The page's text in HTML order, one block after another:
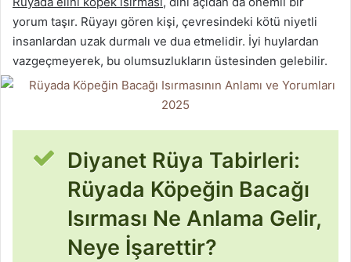
yorum taşır. Rüyayı gören kişi, çevresindeki kötü niyetli
insanlardan uzak durmalı ve dua etmelidir. İyi huylardan
vazgeçmeyerek, bu olumsuzlukların üstesinden gelebilir.
Diyanet Rüya Tabirleri:
Rüyada Köpeğin Bacağı
Isırması Ne Anlama Gelir,
Neye İşarettir?